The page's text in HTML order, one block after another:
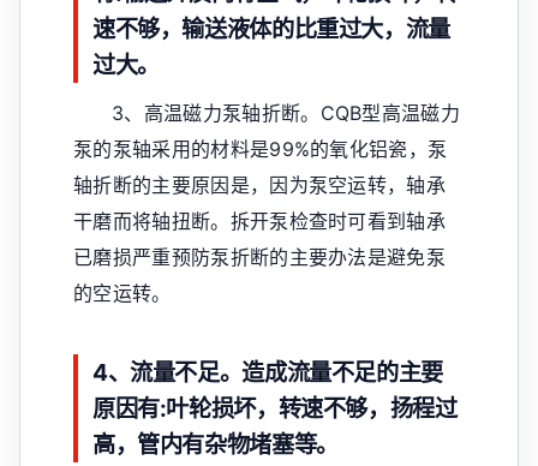
速不够，输送液体的比重过大，流量
过大。
3、高温磁力泵轴折断。CQB型高温磁力
泵的泵轴采用的材料是99%的氧化铝瓷，泵
轴折断的主要原因是，因为泵空运转，轴承
干磨而将轴扭断。拆开泵检查时可看到轴承
已磨损严重预防泵折断的主要办法是避免泵
的空运转。
4、流量不足。造成流量不足的主要
原因有:叶轮损坏，转速不够，扬程过
高，管内有杂物堵塞等。